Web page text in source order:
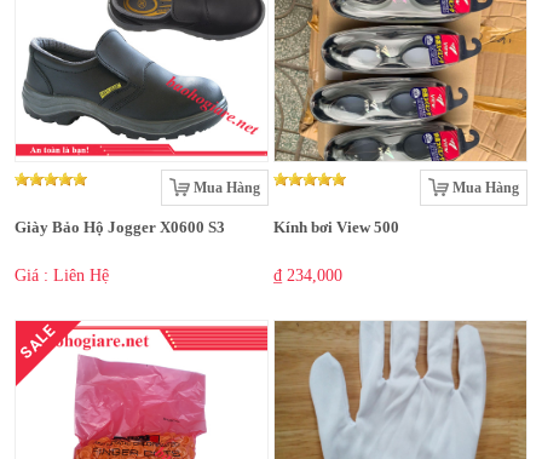
Mua Hàng
Giày Bảo Hộ Jogger X0600 S3
Giá : Liên Hệ
Mua Hàng
Kính bơi View 500
₫ 234,000
SALE